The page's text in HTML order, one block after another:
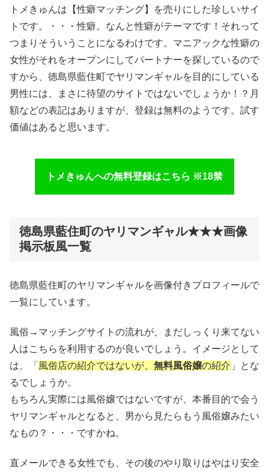
トメきゅんは【性癖マッチング】を売りにした珍しいサイ
トです。・・・性癖。なんと性癖がテーマです！それって
つまりそういうことになるわけです。マニアックな性癖の
女性がそれをオープンにしてパートナーを探しているので
すから、徳島県藍住町でヤリマンギャルを目的にしている
男性には、まさに待望のサイトではないでしょうか！？月
額などの表記はありますが、登録は無料のようです。試す
価値はあると思います。
トメきゅんへの無料登録はこちら ※18禁
徳島県藍住町のヤリマンギャル★★★画像
掲示板風一覧
徳島県藍住町のヤリマンギャルを画像付きプロフィールで
一覧にしています。
風俗→マッチングサイトの流れが、まだしっくり来てない
人はこちらを利用するのが良いでしょう。イメージとして
は、「 風俗店の紹介ではないが、 無料風俗嬢の紹介 」とな
るでしょうか。
もちろん実際には風俗嬢ではないですが、本番目的で会う
ヤリマンギャルとなると、男から見たらもう風俗嬢みたい
なもの？・・・ですかね。
直メールできる女性でも、その後のやり取りはやはり安全